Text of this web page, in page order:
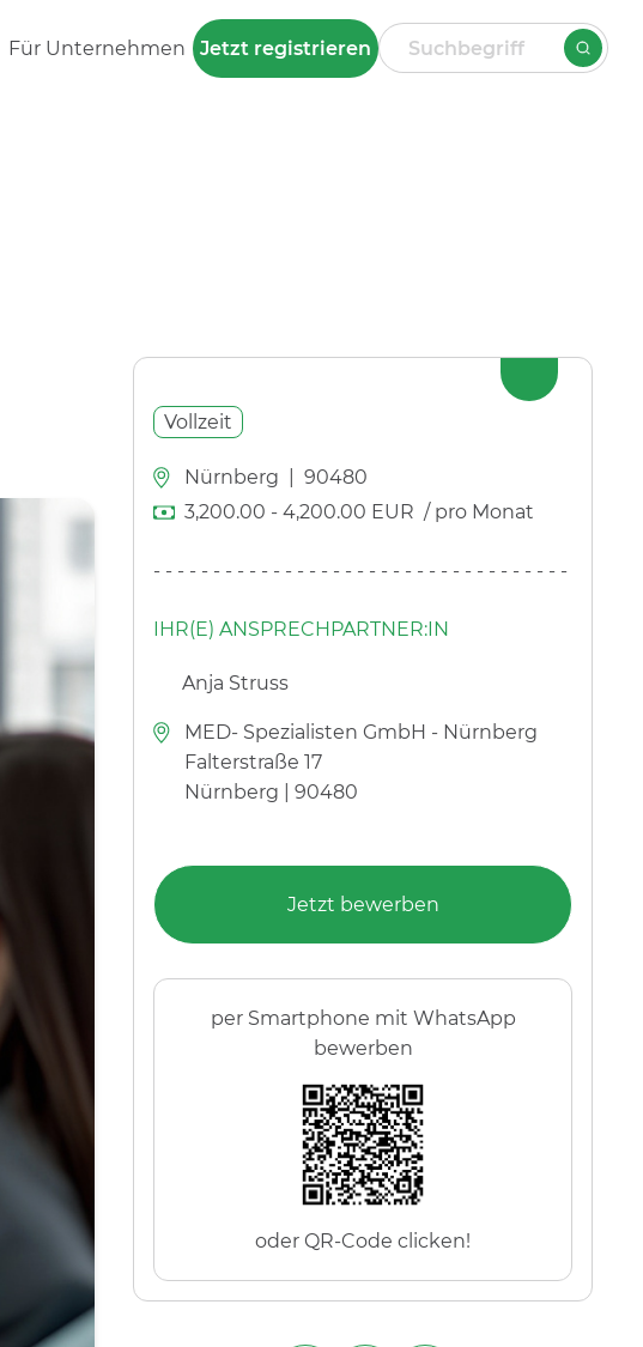
Für Unternehmen Jetzt registrieren
Vollzeit
Nürnberg
90480
3,200.00 - 4,200.00 EUR / pro Monat
IHR(E) ANSPRECHPARTNER:IN
Anja Struss
MED- Spezialisten GmbH - Nürnberg
Falterstraße 17
Nürnberg | 90480
Jetzt bewerben
per Smartphone mit WhatsApp
bewerben
oder QR-Code clicken!